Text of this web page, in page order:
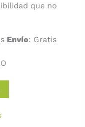
que no
Envío: Gratis